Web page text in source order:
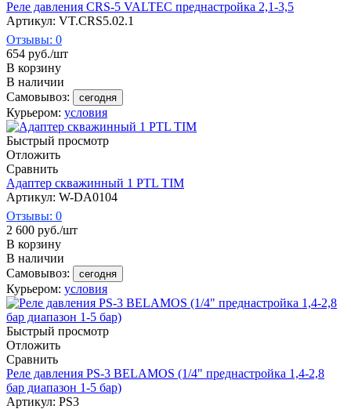
Реле давления CRS-5 VALTEC преднастройка 2,1-3,5
Артикул: VT.CRS5.02.1
Отзывы: 0
654 руб./шт
В корзину
В наличии
Самовывоз:
сегодня
Курьером: условия
Быстрый просмотр
Отложить
Сравнить
Адаптер скважинный 1 PTL TIM
Артикул: W-DA0104
Отзывы: 0
2 600 руб./шт
В корзину
В наличии
Самовывоз:
сегодня
Курьером: условия
Быстрый просмотр
Отложить
Сравнить
Реле давления PS-3 BELAMOS (1/4" преднастройка 1,4-2,8
бар диапазон 1-5 бар)
Артикул: PS3